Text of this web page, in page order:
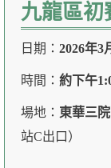
九龍區初
日期： 2026年3
時間： 約下午
場地： 東華三
站C出口）